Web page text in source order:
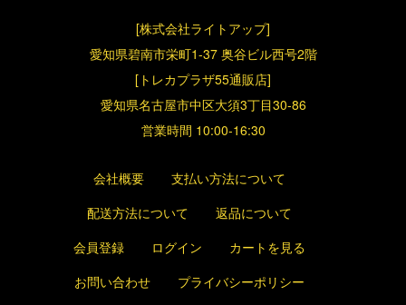
[株式会社ライトアップ]
愛知県碧南市栄町1-37 奥谷ビル西号2階
[トレカプラザ55通販店]
愛知県名古屋市中区大須3丁目30-86
営業時間 10:00-16:30
会社概要
支払い方法について
配送方法について
返品について
会員登録
ログイン
カートを見る
お問い合わせ
プライバシーポリシー